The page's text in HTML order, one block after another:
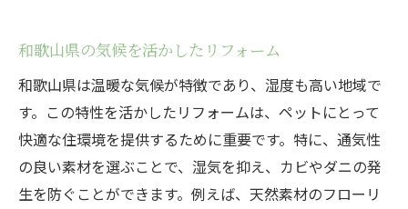
和歌山県の気候を活かしたリフォーム
和歌山県は温暖な気候が特徴であり、湿度も高い地域で
す。この特性を活かしたリフォームは、ペットにとって
快適な住環境を提供するために重要です。特に、通気性
の良い素材を選ぶことで、湿気を抑え、カビやダニの発
生を防ぐことができます。例えば、天然素材のフローリ